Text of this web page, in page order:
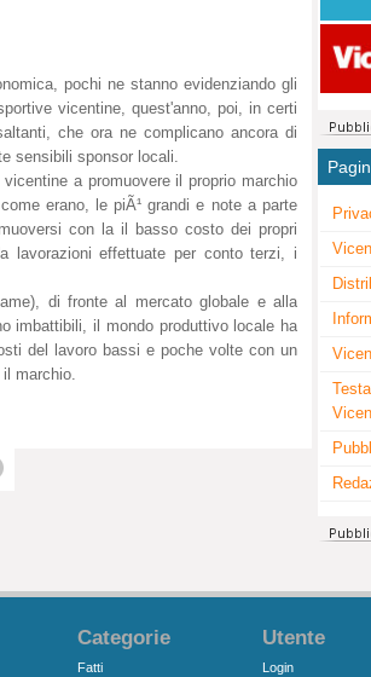
pochi ne stanno evidenziando gli
vicentine, quest'anno, poi, in certi
che ora ne complicano ancora di
sensibili sponsor locali.
a promuovere il proprio marchio
erano, le piÃ¹ grandi e note a parte
con la il basso costo dei propri
lavorazioni effettuate per conto terzi, i
di fronte al mercato globale e alla
imbattibili, il mondo produttivo locale ha
del lavoro bassi e poche volte con un
marchio.
Categorie
Fatti
Utente
Login